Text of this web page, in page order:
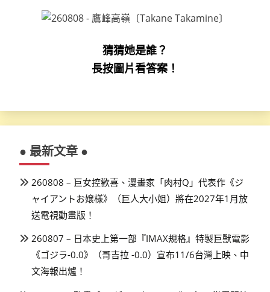
猜猜她是誰？
長按圖片看答案！
● 最新文章 ●
260808 – 巨女控歡喜、漫畫家「肉村Q」代表作《ジ
ャイアントお嬢様》（巨人大小姐）將在2027年1月放
送電視動畫版！
260807 – 日本史上第一部『IMAX規格』特製巨獸電影
《ゴジラ-0.0》（哥吉拉 -0.0）宣布11/6台灣上映、中
文海報出爐！